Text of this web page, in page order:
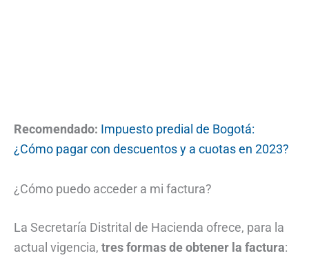
Recomendado: Impuesto predial de Bogotá:
¿Cómo pagar con descuentos y a cuotas en 2023?
¿Cómo puedo acceder a mi factura?
La Secretaría Distrital de Hacienda ofrece, para la
actual vigencia, tres formas de obtener la factura: